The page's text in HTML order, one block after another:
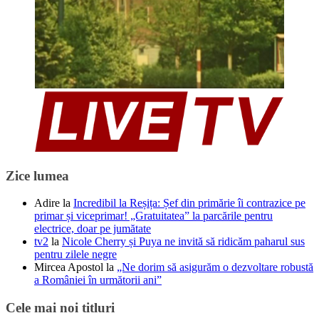
Zice lumea
Adire la Incredibil la Reșița: Șef din primărie îi contrazice pe
primar și viceprimar! „Gratuitatea” la parcările pentru
electrice, doar pe jumătate
tv2 la Nicole Cherry și Puya ne invită să ridicăm paharul sus
pentru zilele negre
Mircea Apostol la „Ne dorim să asigurăm o dezvoltare robustă
a României în următorii ani”
Cele mai noi titluri